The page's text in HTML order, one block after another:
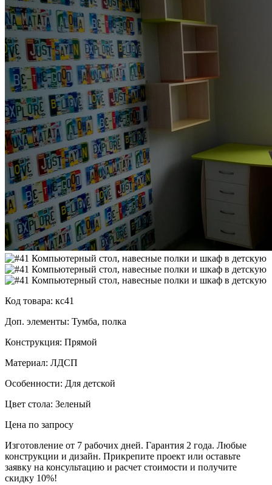
Код товара: кс41
Доп. элементы: Тумба, полка
Конструкция: Прямой
Материал: ЛДСП
Особенности: Для детской
Цвет стола: Зеленый
Цена по запросу
Изготовление от 7 рабочих дней. Гарантия 2 года. Любые
конструкции и дизайн. Прикрепите проект или оставьте
заявку на консультацию и расчет стоимости и получите
скидку 10%!